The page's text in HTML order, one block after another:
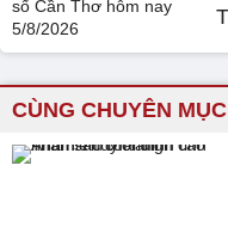
CÙNG CHUYÊN MỤC